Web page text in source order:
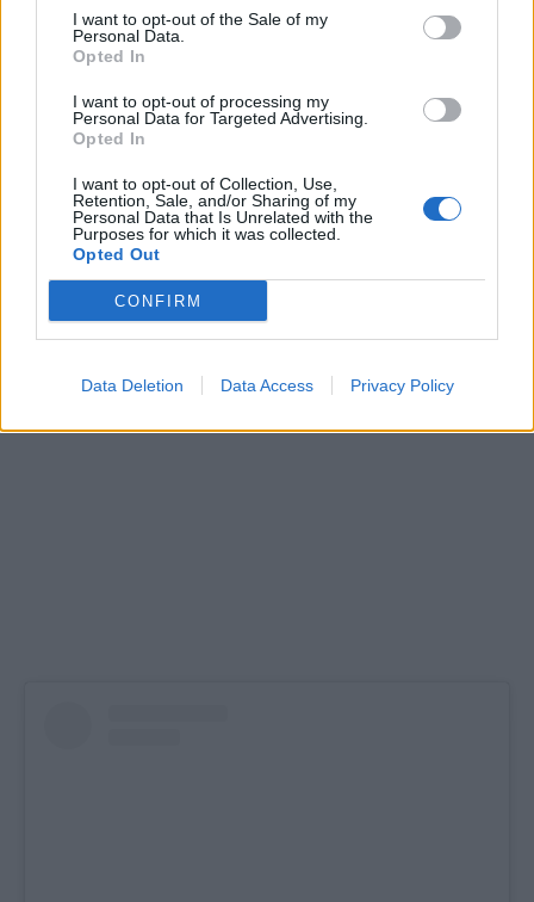
I want to opt-out of the Sale of my
Personal Data.
Opted In
I want to opt-out of processing my
Personal Data for Targeted Advertising.
Opted In
I want to opt-out of Collection, Use,
Retention, Sale, and/or Sharing of my
Personal Data that Is Unrelated with the
Purposes for which it was collected.
Opted Out
CONFIRM
Data Deletion Data Access Privacy Policy
γεννήθηκε και μεγάλωσε στην Αθήνα στις 6
Οκτωβρίου του 1969 και οδεύει προς τα 55